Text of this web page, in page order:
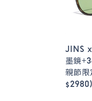
JINS
墨鏡
親節
$2980)